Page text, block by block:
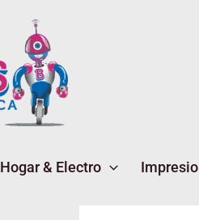
Hogar & Electro